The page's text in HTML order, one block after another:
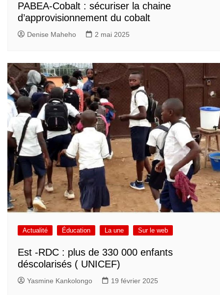
PABEA-Cobalt : sécuriser la chaine
d’approvisionnement du cobalt
Denise Maheho 2 mai 2025
Actualité Éducation La une Sur le web
Est -RDC : plus de 330 000 enfants
déscolarisés ( UNICEF)
Yasmine Kankolongo 19 février 2025